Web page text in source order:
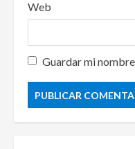
Web
Guardar mi